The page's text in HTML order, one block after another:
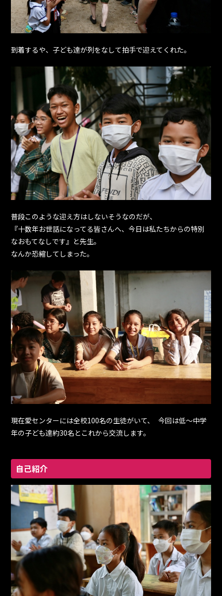
到着するや、子ども達が列をなして拍手で迎えてくれた。
普段このような迎え方はしないそうなのだが、
『十数年お世話になってる皆さんへ、今日は私たちからの特別
なおもてなしです』と先生。
なんか恐縮してしまった。
現在愛センターには全校100名の生徒がいて、 今回は低〜中学
年の子ども達約30名とこれから交流します。
自己紹介